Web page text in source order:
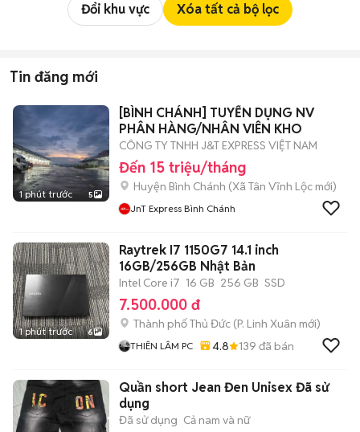
Đổi khu vực Xóa tất cả bộ lọc
Tin đăng mới
1 phút trước 5
[BÌNH CHÁNH] TUYỂN DỤNG NV
PHÂN HÀNG/NHÂN VIÊN KHO
CÔNG TY TNHH J&T EXPRESS VIỆT NAM
Đến 15 triệu/tháng
Huyện Bình Chánh (Xã Tân Vĩnh Lộc mới)
JnT Express Bình Chánh
1 phút trước 6
Raytrek I7 1150G7 14.1 inch
16GB/256GB Nhật Bản
Intel Core i7 16 GB 256 GB SSD
7.500.000 đ
Thành phố Thủ Đức (P. Linh Xuân mới)
THIÊN LÂM PC 4.8 139 đã bán
Quần short Jean Đen Unisex Đã sử
dụng
Đã sử dụng Cả nam và nữ